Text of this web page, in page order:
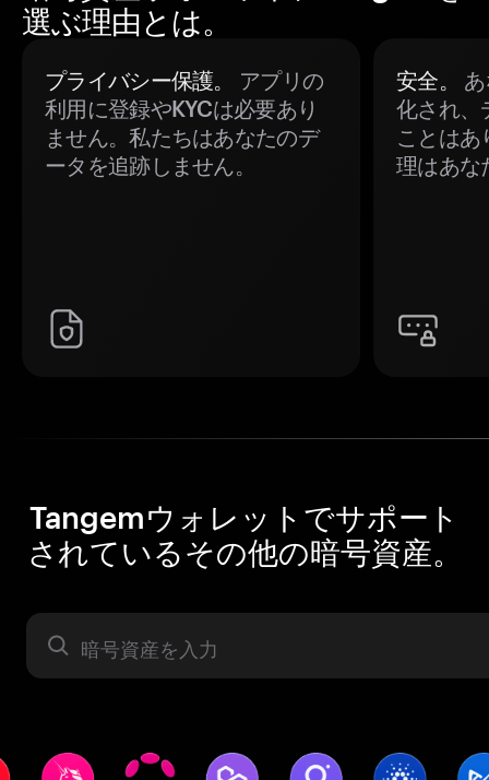
選ぶ理由とは。
プライバシー保護。
アプリの
利用に登録やKYCは必要あり
ません。私たちはあなたのデ
ータを追跡しません。
安全。
化され、
ことはあ
理はあな
Tangemウォレットでサポート
されているその他の暗号資産。
暗号資産